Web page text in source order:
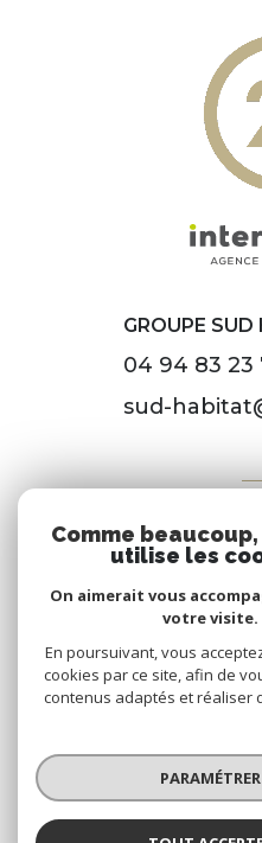
GROUPE
04 94 83 23
sud-
Espace
Admin
Comme
utilise les
On aimerait vous
votre visite.
En poursuivant, vous
cookies par ce site, afin de
contenus adaptés et réaliser
PARAMÉTRER